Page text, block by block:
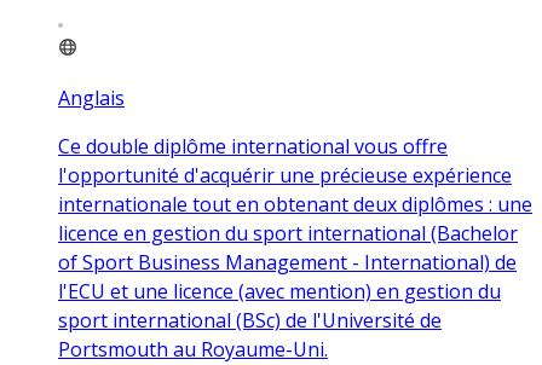
Anglais
Ce double diplôme international vous offre
l'opportunité d'acquérir une précieuse expérience
internationale tout en obtenant deux diplômes : une
licence en gestion du sport international (Bachelor
of Sport Business Management - International) de
l'ECU et une licence (avec mention) en gestion du
sport international (BSc) de l'Université de
Portsmouth au Royaume-Uni.